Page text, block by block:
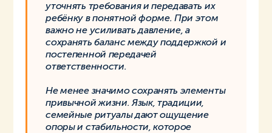
уточнять требования и передавать их
ребёнку в понятной форме. При этом
важно не усиливать давление, а
сохранять баланс между поддержкой и
постепенной передачей
ответственности.
Не менее значимо сохранять элементы
привычной жизни. Язык, традиции,
семейные ритуалы дают ощущение
опоры и стабильности, которое